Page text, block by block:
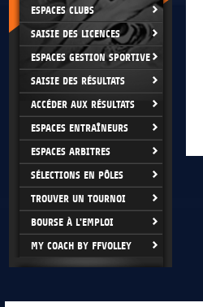
ESPACES CLUBS
SAISIE DES LICENCES
ESPACES GESTION SPORTIVE
SAISIE DES RÉSULTATS
ACCÉDER AUX RÉSULTATS
ESPACES ENTRAÎNEURS
ESPACES ARBITRES
SÉLECTIONS EN PÔLES
TROUVER UN TOURNOI
BOURSE À L'EMPLOI
MY COACH BY FFVOLLEY